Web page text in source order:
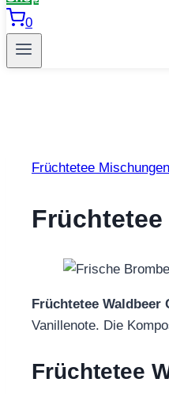
0
Früchtetee Mischungen
Früchtetee Waldbeer
Vanillenote. Die
Früchtetee